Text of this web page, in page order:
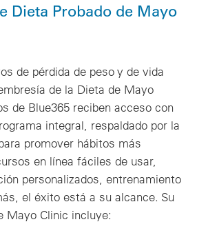
Dieta Probado de Mayo
de pérdida de peso y de vida
de la Dieta de Mayo
de Blue365 reciben acceso con
integral, respaldado por la
promover hábitos más
en línea fáciles de usar,
personalizados, entrenamiento
el éxito está a su alcance. Su
Mayo Clinic incluye: